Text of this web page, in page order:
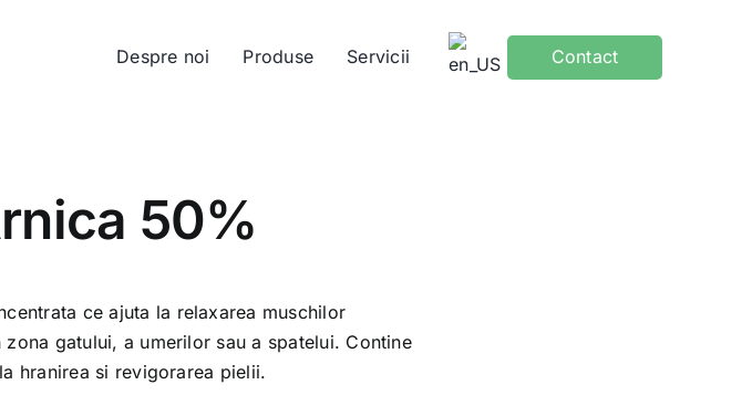
Despre noi Produse Servicii Contact
50%
ce ajuta la relaxarea muschilor
gatului, a umerilor sau a spatelui. Contine
hranirea si revigorarea pielii.